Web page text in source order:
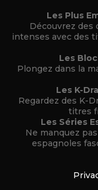
Les Plus
Découvrez des
intenses avec des
Les
Plongez dans la
Les K-
Regardez des K-
titres
Les Séries
Ne manquez
espagnoles